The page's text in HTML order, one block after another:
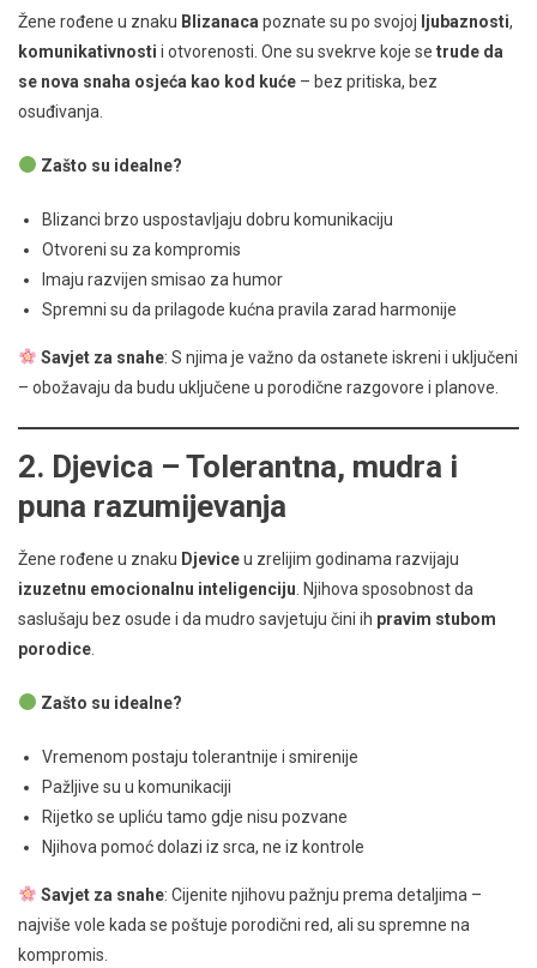
Žene rođene u znaku Blizanaca poznate su po svojoj ljubaznosti,
komunikativnosti i otvorenosti. One su svekrve koje se trude da
se nova snaha osjeća kao kod kuće – bez pritiska, bez
osuđivanja.
Zašto su idealne?
Blizanci brzo uspostavljaju dobru komunikaciju
Otvoreni su za kompromis
Imaju razvijen smisao za humor
Spremni su da prilagode kućna pravila zarad harmonije
Savjet za snahe: S njima je važno da ostanete iskreni i uključeni
– obožavaju da budu uključene u porodične razgovore i planove.
2. Djevica – Tolerantna, mudra i
puna razumijevanja
Žene rođene u znaku Djeviceu zrelijim godinama razvijaju
izuzetnu emocionalnu inteligenciju . Njihova sposobnost da
saslušaju bez osude i da mudro savjetuju čini ih pravim stubom
porodice
Zašto su idealne?
Vremenom postaju tolerantnije i smirenije
Pažljive su u komunikaciji
Rijetko se upliću tamo gdje nisu pozvane
Njihova pomoć dolazi iz srca, ne iz kontrole
Savjet za snahe: Cijenite njihovu pažnju prema detaljima –
najviše vole kada se poštuje porodični red, ali su spremne na
kompromis.